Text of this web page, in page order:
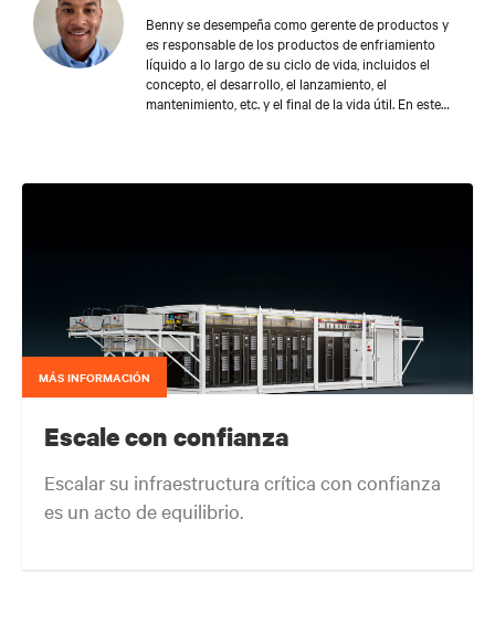
Benny se desempeña como gerente de productos y
es responsable de los productos de enfriamiento
líquido a lo largo de su ciclo de vida, incluidos el
concepto, el desarrollo, el lanzamiento, el
mantenimiento, etc. y el final de la vida útil. En este
con la oferta de la compañía y la información
MÁS INFORMACIÓN
Escale con confianza
Escalar su infraestructura crítica con confianza
es un acto de equilibrio.